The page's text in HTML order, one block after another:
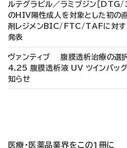
ルテグラビル／ラミブジン［DTG/
のHIV陽性成人を対象とした初の
剤レジメンBIC/FTC/TAFに対す
発表
ヴァンティブ 腹膜透析治療の選
4.25 腹膜透析液 UV ツインバッ
知らせ
医療・医薬品業界をこの1冊に